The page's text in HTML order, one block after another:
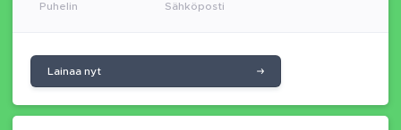
Puhelin Sähköposti
Lainaa nyt